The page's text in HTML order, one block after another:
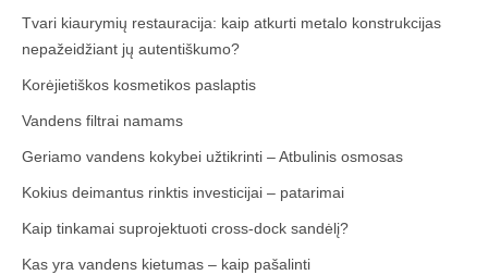
Tvari kiaurymių restauracija: kaip atkurti metalo konstrukcijas
nepažeidžiant jų autentiškumo?
Korėjietiškos kosmetikos paslaptis
Vandens filtrai namams
Geriamo vandens kokybei užtikrinti – Atbulinis osmosas
Kokius deimantus rinktis investicijai – patarimai
Kaip tinkamai suprojektuoti cross-dock sandėlį?
Kas yra vandens kietumas – kaip pašalinti